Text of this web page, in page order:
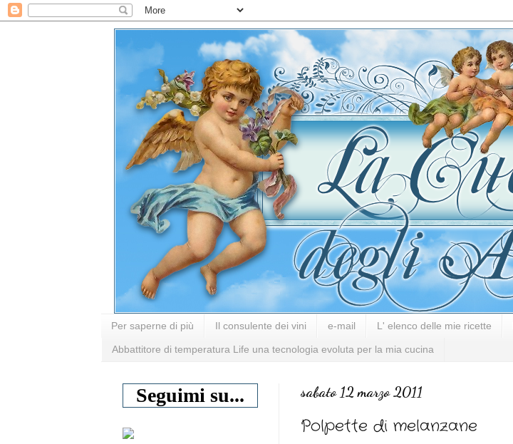
Per saperne di più Il consulente dei vini e-mail L' elenco delle mie ricette
Abbattitore di temperatura Life una tecnologia evoluta per la mia cucina
sabato 12 marzo 2011
Polpette di melanzane
Seguimi su...